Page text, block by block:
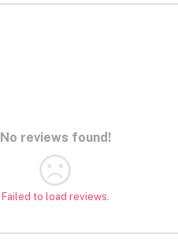
No reviews found!
Failed to load reviews.